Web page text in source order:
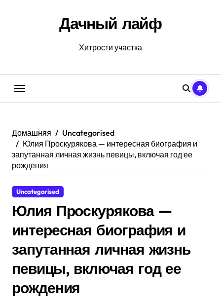
Дачный лайф
Хитрости участка
Домашняя
Uncategorised
Юлия Проскурякова — интересная биография и
запутанная личная жизнь певицы, включая год ее
рождения
Uncategorised
Юлия Проскурякова —
интересная биография и
запутанная личная жизнь
певицы, включая год ее
рождения